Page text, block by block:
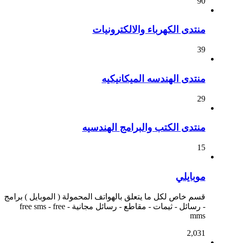
منتدى الكهرباء والالكترونيات
39
منتدى الهندسه الميكانيكيه
29
منتدى الكتب والبرامج الهندسيه
15
موبايلي
قسم خاص لكل ما يتعلق بالهواتف المحمولة ( الموبايل ) برامج
- رسائل - ثيمات - مقاطع - رسائل مجانية - free sms - free
mms
2,031